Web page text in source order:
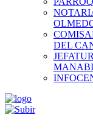
DEL
MANABI